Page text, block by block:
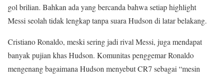
gol brilian. Bahkan ada yang bercanda bahwa setiap highlight
Messi seolah tidak lengkap tanpa suara Hudson di latar belakang.
Cristiano Ronaldo, meski sering jadi rival Messi, juga mendapat
banyak pujian khas Hudson. Komunitas penggemar Ronaldo
mengenang bagaimana Hudson menyebut CR7 sebagai “mesin